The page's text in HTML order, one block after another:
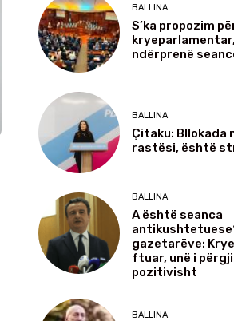
BALLINA
S’ka propozim
ndërprenë
BALLINA
Çitaku: Bllokada
rastësi, është
BALLINA
A është seanca
gazetarëve:
ftuar, unë i
pozitivisht
BALLINA